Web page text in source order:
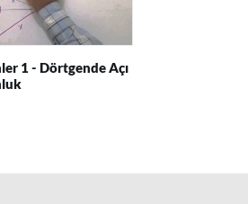
1 - Dörtgende Açı